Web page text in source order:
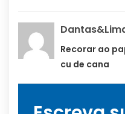
Recorar ao
cu de cana